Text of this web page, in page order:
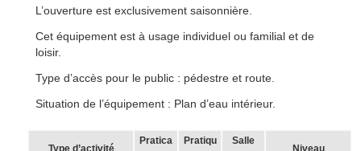
L’ouverture est exclusivement saisonnière.
Cet équipement est à usage individuel ou familial et de
loisir.
Type d’accès pour le public : pédestre et route.
Situation de l’équipement : Plan d’eau intérieur.
Type d’activité
Pratica
Pratiqu
Salle
Niveau